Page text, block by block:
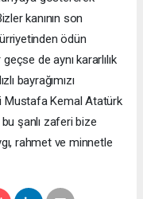
kanının son
ödün
de aynı kararlılık
bayrağımızı
Mustafa Kemal Atatürk
şanlı zaferi bize
rahmet ve minnetle